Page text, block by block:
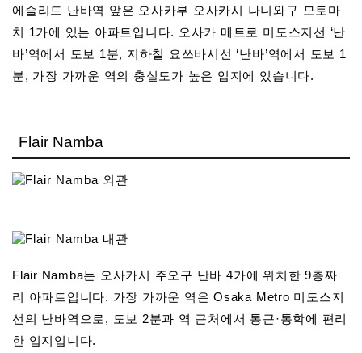
에슬리드 난바역 앞은 오사카부 오사카시 나니와구 모토마
치 1가에 있는 아파트입니다. 오사카 메트로 미도스지선 ‘난
바’역에서 도보 1분, 지하철 요쓰바시선 ‘난바’역에서 도보 1
분, 가장 가까운 역의 충실도가 높은 입지에 있습니다.
Flair Namba
Flair Namba는 오사카시 주오구 난바 4가에 위치한 9층짜
리 아파트입니다. 가장 가까운 역은 Osaka Metro 미도스지
선의 난바역으로, 도보 2분과 역 근처에서 통근·통학에 편리
한 입지입니다.